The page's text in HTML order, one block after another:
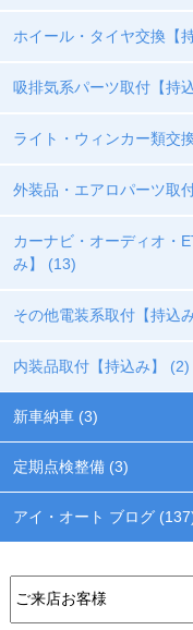
ホイール・タイヤ交換【
吸排気系パーツ取付【持
ライト・ウィンカー類交
外装品・エアロパーツ取
カーナビ・オーディオ・
み】 (13)
その他電装系取付【持込
内装品取付【持込み】 (2)
新車納車 (3)
定期点検整備 (3)
アイ・オート ブログ